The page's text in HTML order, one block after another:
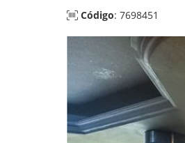
Código: 7698451